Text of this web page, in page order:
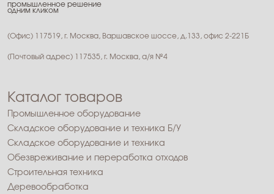
промышленное решение
одним кликом
(Офис) 117519, г. Москва, Варшавское шоссе, д.133, офис 2-221Б
(Почтовый адрес) 117535, г. Москва, а/я №4
Каталог товаров
Промышленное оборудование
Складское оборудование и техника Б/У
Складское оборудование и техника
Обезвреживание и переработка отходов
Строительная техника
Деревообработка